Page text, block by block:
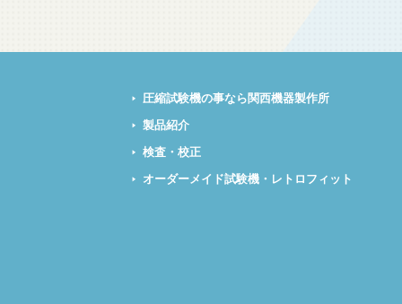
圧縮試験機の事なら関西機器製作所
製品紹介
検査・校正
オーダーメイド試験機・レトロフィット